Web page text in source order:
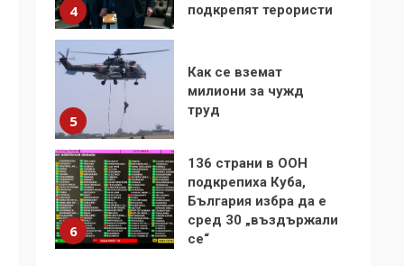
4
подкрепят терористи
5
Как се вземат
милиони за чужд
труд
6
136 страни в ООН
подкрепиха Куба,
България избра да е
сред 30 „въздържали
се“